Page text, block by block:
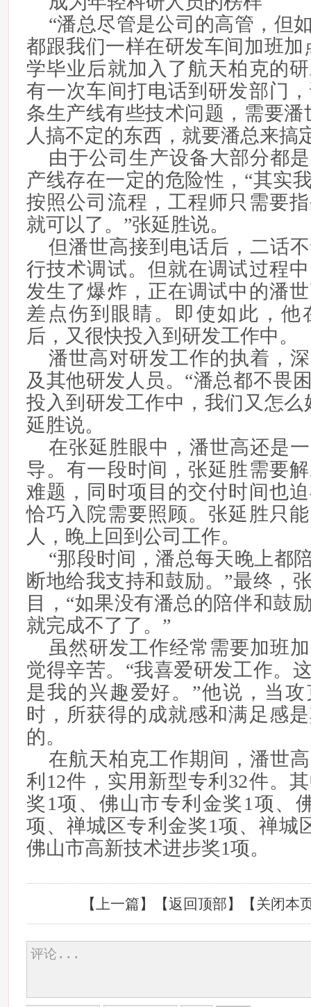
“潘总尽管是公司的高管，但
都跟我们一样在研发车间加班加
学毕业后就加入了航天柏克的
有一次车间打电话到研发部门
条生产线有些技术问题，需要潘
人搞不定的东西，就要潘总来搞
由于公司生产设备大部分都
产线存在一定的危险性，“其实
按照公司流程，工程师只需要
就可以了。”张延胜说。
但潘世高接到电话后，二话
行技术调试。但就在调试过程
发生了爆炸，正在调试中的潘
差点伤到眼睛。即使如此，他
后，又很快投入到研发工作中。
潘世高对研发工作的执着，
及其他研发人员。“潘总都不畏
投入到研发工作中，我们又怎么
延胜说。
在张延胜眼中，潘世高还是
导。有一段时间，张延胜需要
难题，同时项目的交付时间也
恰巧入院需要照顾。张延胜只
人，晚上回到公司工作。
“那段时间，潘总每天晚上都
断地给我支持和鼓励。”最终，
目，“如果没有潘总的陪伴和鼓
就完成不了了。”
虽然研发工作经常需要加班
觉得辛苦。“我喜爱研发工作。
是我的兴趣爱好。”他说，当
时，所获得的成就感和满足感
的。
在航天柏克工作期间，潘世
利12件，实用新型专利32件。
奖1项、佛山市专利金奖1项、
项、禅城区专利金奖1项、禅城
佛山市高新技术进步奖1项。
【 上一篇】【返回顶部】【关闭本